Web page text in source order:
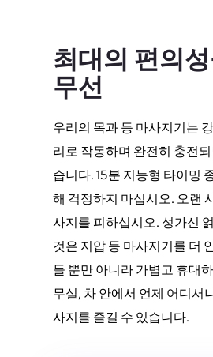
최대의 편의
무선
우리의 목과 등 마사지기는
리로 작동하며 완전히 충전
습니다. 15분 지능형 타이밍
해 걱정하지 마십시오. 오랜
사지를 피하십시오. 성가신
것은 지압 등 마사지기를 더
들 뿐만 아니라 가볍고 휴대
무실, 차 안에서 언제 어디서
사지를 즐길 수 있습니다.